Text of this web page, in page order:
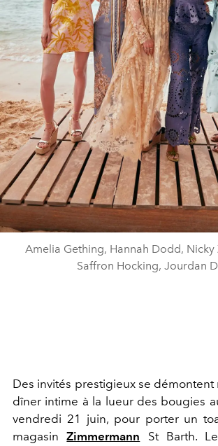
Amelia Gething, Hannah Dodd, Nicky
Saffron Hocking, Jourdan
Des invités prestigieux se démontent
dîner intime à la lueur des bougies
vendredi 21 juin, pour porter un
magasinZimmermann St Barth.